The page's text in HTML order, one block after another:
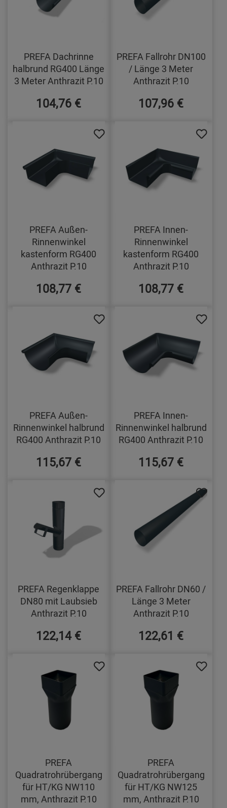
PREFA Dachrinne
halbrund RG400 Länge
3 Meter Anthrazit P.10
104,76 €
PREFA Fallrohr DN100
/ Länge 3 Meter
Anthrazit P.10
107,96 €
PREFA Außen-
Rinnenwinkel
kastenform RG400
Anthrazit P.10
108,77 €
PREFA Innen-
Rinnenwinkel
kastenform RG400
Anthrazit P.10
108,77 €
PREFA Außen-
Rinnenwinkel halbrund
RG400 Anthrazit P.10
115,67 €
PREFA Innen-
Rinnenwinkel halbrund
RG400 Anthrazit P.10
115,67 €
PREFA Regenklappe
DN80 mit Laubsieb
Anthrazit P.10
122,14 €
PREFA Fallrohr DN60 /
Länge 3 Meter
Anthrazit P.10
122,61 €
PREFA
Quadratrohrübergang
für HT/KG NW110
mm, Anthrazit P.10
PREFA
Quadratrohrübergang
für HT/KG NW125
mm, Anthrazit P.10